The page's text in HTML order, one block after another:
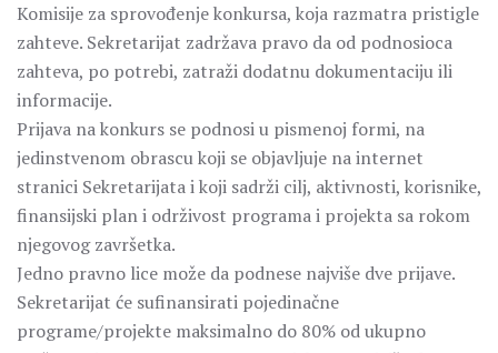
Komisije za sprovođenje konkursa, koja razmatra pristigle
zahteve. Sekretarijat zadržava pravo da od podnosioca
zahteva, po potrebi, zatraži dodatnu dokumentaciju ili
informacije.
Prijava na konkurs se podnosi u pismenoj formi, na
jedinstvenom obrascu koji se objavljuje na internet
stranici Sekretarijata i koji sadrži cilj, aktivnosti, korisnike,
finansijski plan i održivost programa i projekta sa rokom
njegovog završetka.
Jedno pravno lice može da podnese najviše dve prijave.
Sekretarijat će sufinansirati pojedinačne
programe/projekte maksimalno do 80% od ukupno